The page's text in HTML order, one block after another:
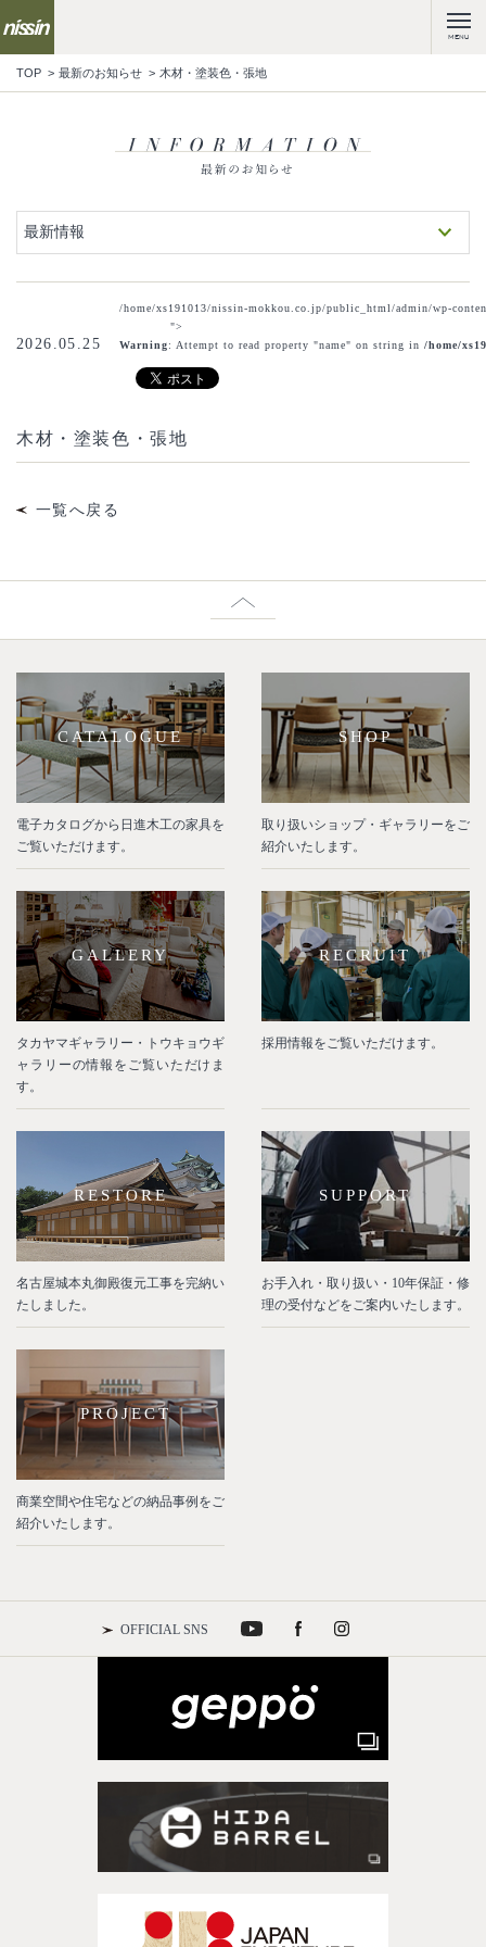
MENU
TOP 最新のお知らせ 木材・塗装色・張地
最新情報
2026.05.25
/home/xs191013/nissin-mokkou.co.jp/public_html/admin/wp-
">
Warning: Attempt to read property "name" on string in/home/
木材・塗装色・張地
一覧へ戻る
CATALOGUE
電子カタログから日進木工の家具を
ご覧いただけます。
SHOP
取り扱いショップ・ギャラリーをご
紹介いたします。
GALLERY
タカヤマギャラリー・トウキョウギ
ャラリーの情報をご覧いただけま
す。
RECRUIT
採用情報をご覧いただけます。
RESTORE
名古屋城本丸御殿復元工事を完納い
たしました。
SUPPORT
お手入れ・取り扱い・10年保証・修
理の受付などをご案内いたします。
PROJECT
商業空間や住宅などの納品事例をご
紹介いたします。
OFFICIAL SNS